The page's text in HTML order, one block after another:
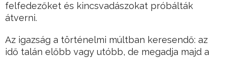
felfedezőket és kincsvadászokat próbálták
átverni.
Az igazság a történelmi múltban keresendő: az
idő talán előbb vagy utóbb, de megadja majd a